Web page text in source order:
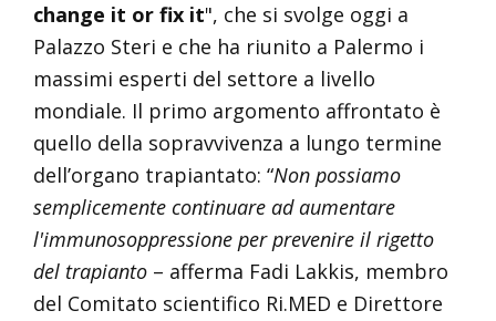
change it or fix it", che si svolge oggi a
Palazzo Steri e che ha riunito a Palermo i
massimi esperti del settore a livello
mondiale. Il primo argomento affrontato è
quello della sopravvivenza a lungo termine
dell’organo trapiantato: “Non possiamo
semplicemente continuare ad aumentare
l'immunosoppressione per prevenire il rigetto
del trapianto– afferma Fadi Lakkis, membro
del Comitato scientifico Ri.MED e Direttore